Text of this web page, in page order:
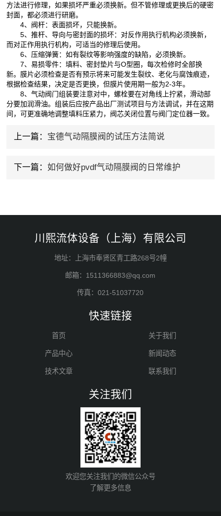
方法进行修理，如果损坏严重必须换新。但不管修理或更换后的硬密
封面，都必须进行研磨。
4、阀杆：表面损坏，只能换新。
5、推杆、导向与密封面的损坏：对反作用执行机构必须换新，
而对正作用执行机构，可适当的修理后使用。
6、压缩弹簧：如有裂纹等影响强度的缺陷，必须换新。
7、易损零件：填料、密封垫片与O型圈，每次检修时全部换
新。膜片必须检查是否有预示将来可能发生裂纹、老化与腐蚀痕迹，
根据检查结果，决定是否更换，但膜片使用期一般为2-3年。
8、气动阀门组装要注意对中，螺栓要在对角线上拧紧，滑动部
分要加润滑油。组装后应按产品出厂测试项目与方法调试，并在这期
间，可更准确地调整填料压紧力，阀芯关闭位置与阀门定位器一致。
上一篇： 宝德气动隔膜阀的试压方法简说
下一篇： 如何做好pvdf气动隔膜阀的日常维护
川熙流体设备（上海）有限公司
地址：上海市奉贤区青工路268号2幢
邮箱：1511366883@qq.com
传真：021-51037720
快速链接
首页 关于我们
产品中心 新闻动态
技术文章 联系我们
关注我们
欢迎您关注我们的微信公众号
了解更多信息